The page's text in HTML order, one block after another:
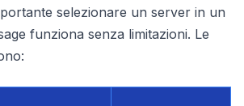
selezionare un server in un
funziona senza limitazioni. Le